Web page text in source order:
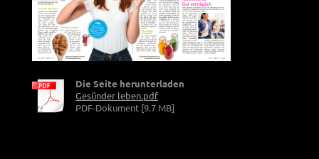
Die Seite herunterladen
Gesünder leben.pdf
PDF-Dokument [9.7 MB]